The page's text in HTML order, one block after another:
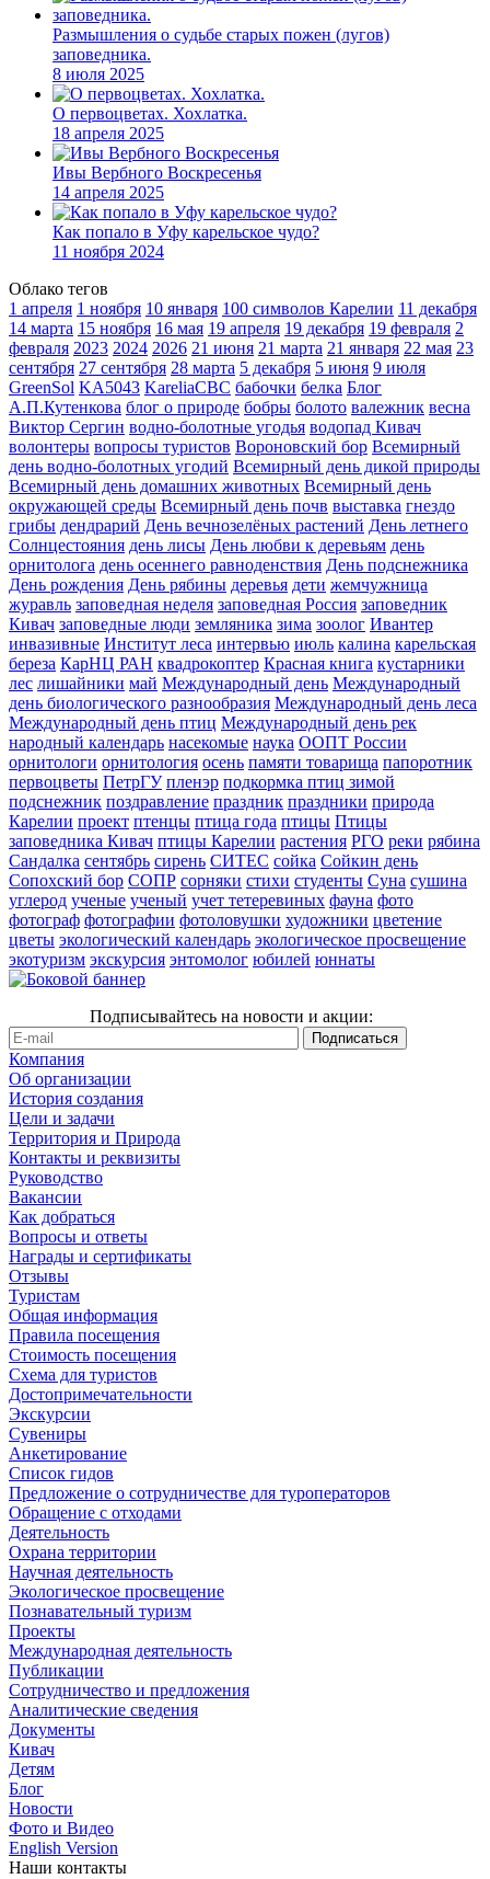
Размышления о судьбе старых пожен (лугов)
заповедника.
8 июля 2025
О первоцветах. Хохлатка.
18 апреля 2025
Ивы Вербного Воскресенья
14 апреля 2025
Как попало в Уфу карельское чудо?
11 ноября 2024
Облако тегов
1 апреля 1 ноября 10 января 100 символов Карелии 11 декабря
14 марта 15 ноября 16 мая 19 апреля 19 декабря 19 февраля 2
февраля 2023 2024 2026 21 июня 21 марта 21 января 22 мая 23
сентября 27 сентября 28 марта 5 декабря 5 июня 9 июля
GreenSol KA5043 KareliaCBC бабочки белка Блог
А.П.Кутенкова блог о природе бобры болото валежник весна
Виктор Сергин водно-болотные угодья водопад Кивач
волонтеры вопросы туристов Вороновский бор Всемирный
день водно-болотных угодий Всемирный день дикой природы
Всемирный день домашних животных Всемирный день
окружающей среды Всемирный день почв выставка гнездо
грибы дендрарий День вечнозелёных растений День летнего
Солнцестояния день лисы День любви к деревьям день
орнитолога день осеннего равноденствия День подснежника
День рождения День рябины деревья дети жемчужница
журавль заповедная неделя заповедная Россия заповедник
Кивач заповедные люди земляника зима зоолог Ивантер
инвазивные Институт леса интервью июль калина карельская
береза КарНЦ РАН квадрокоптер Красная книга кустарники
лес лишайники май Международный день Международный
день биологического разнообразия Международный день леса
Международный день птиц Международный день рек
народный календарь насекомые наука ООПТ России
орнитологи орнитология осень памяти товарища папоротник
первоцветы ПетрГУ пленэр подкормка птиц зимой
подснежник поздравление праздник праздники природа
Карелии проект птенцы птица года птицы Птицы
заповедника Кивач птицы Карелии растения РГО реки рябина
Сандалка сентябрь сирень СИТЕС сойка Сойкин день
Сопохский бор СОПР сорняки стихи студенты Суна сушина
углерод ученые ученый учет тетеревиных фауна фото
фотограф фотографии фотоловушки художники цветение
цветы экологический календарь экологическое просвещение
экотуризм экскурсия энтомолог юбилей юннаты
Подписывайтесь на новости и акции:
Компания
Об организации
История создания
Цели и задачи
Территория и Природа
Контакты и реквизиты
Руководство
Вакансии
Как добраться
Вопросы и ответы
Награды и сертификаты
Отзывы
Туристам
Общая информация
Правила посещения
Стоимость посещения
Схема для туристов
Достопримечательности
Экскурсии
Сувениры
Анкетирование
Список гидов
Предложение о сотрудничестве для туроператоров
Обращение с отходами
Деятельность
Охрана территории
Научная деятельность
Экологическое просвещение
Познавательный туризм
Проекты
Международная деятельность
Публикации
Сотрудничество и предложения
Аналитические сведения
Документы
Кивач
Детям
Блог
Новости
Фото и Видео
English Version
Наши контакты